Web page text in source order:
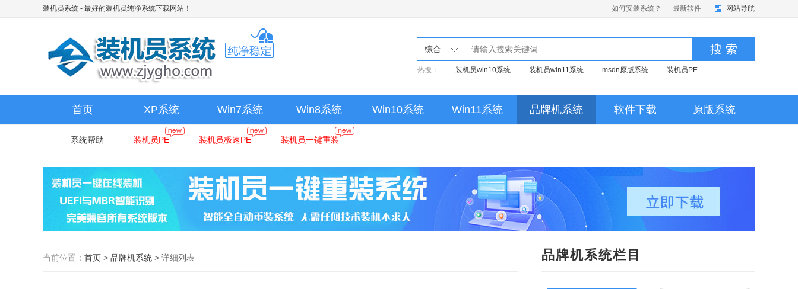
装机员系统 - 最好的装机员纯净系统下载网站！ 如何安装系统？ 最新软件 网站导航
综合 搜 索
热搜： 装机员win10系统 装机员win11系统 msdn原版系统 装机员PE
首页 XP系统 Win7系统 Win8系统 Win10系统 Win11系统 品牌机系统 软件下载 原版系统
系统帮助 装机员PE 装机员极速PE 装机员一键重装
当前位置： 首页 > 品牌机系统 > 详细列表 品牌机系统栏目